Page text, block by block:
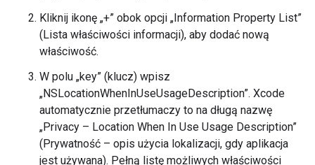
Kliknij ikonę „+” obok opcji „Information Property List”
(Lista właściwości informacji), aby dodać nową
właściwość.
W polu „key” (klucz) wpisz
„NSLocationWhenInUseUsageDescription”. Xcode
automatycznie przetłumaczy to na długą nazwę
„Privacy – Location When In Use Usage Description”
(Prywatność – opis użycia lokalizacji, gdy aplikacja
jest używana). Pełną listę możliwych właściwości